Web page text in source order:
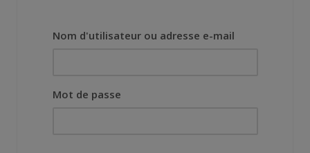
Nom d'utilisateur ou adresse e-mail
Mot de passe